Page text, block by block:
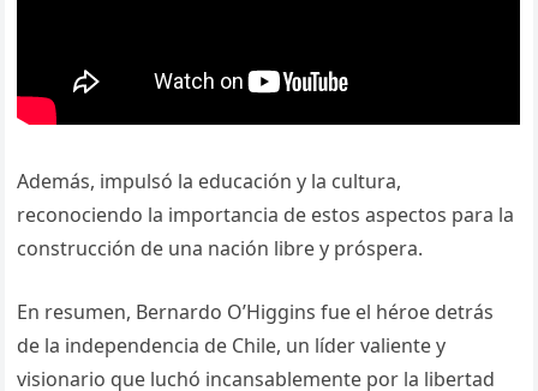
Además, impulsó la educación y la cultura,
reconociendo la importancia de estos aspectos para la
construcción de una nación libre y próspera.
En resumen, Bernardo O’Higgins fue el héroe detrás
de la independencia de Chile, un líder valiente y
visionario que luchó incansablemente por la libertad